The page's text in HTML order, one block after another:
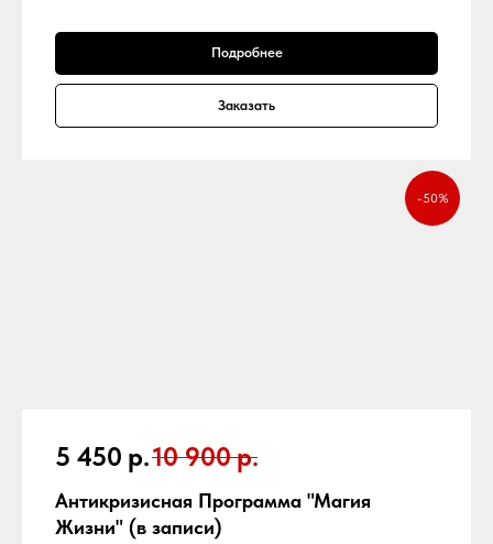
Подробнее
Заказать
-50%
5 450 р.10 900р.
Антикризисная Программа "Магия
Жизни" (в записи)